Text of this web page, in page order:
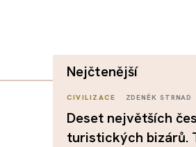
nejčtenější
CIVILIZACE ZDENĚK STRNAD
Deset největších
turistických bizárů.